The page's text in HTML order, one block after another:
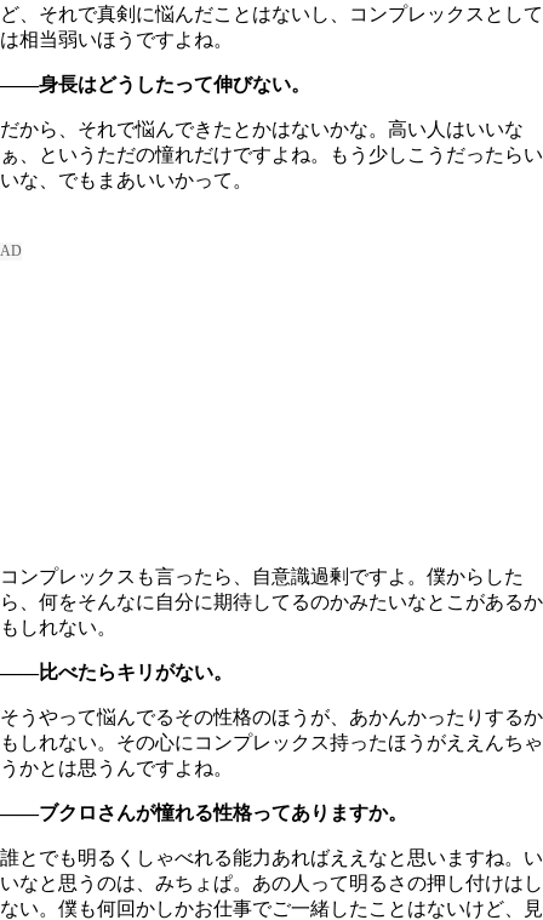
ど、それで真剣に悩んだことはないし、コンプレックスとして
は相当弱いほうですよね。
――身長はどうしたって伸びない。
だから、それで悩んできたとかはないかな。高い人はいいな
ぁ、というただの憧れだけですよね。もう少しこうだったらい
いな、でもまあいいかって。
コンプレックスも言ったら、自意識過剰ですよ。僕からした
ら、何をそんなに自分に期待してるのかみたいなとこがあるか
もしれない。
――比べたらキリがない。
そうやって悩んでるその性格のほうが、あかんかったりするか
もしれない。その心にコンプレックス持ったほうがええんちゃ
うかとは思うんですよね。
――ブクロさんが憧れる性格ってありますか。
誰とでも明るくしゃべれる能力あればええなと思いますね。い
いなと思うのは、みちょぱ。あの人って明るさの押し付けはし
ない。僕も何回かしかお仕事でご一緒したことはないけど、見